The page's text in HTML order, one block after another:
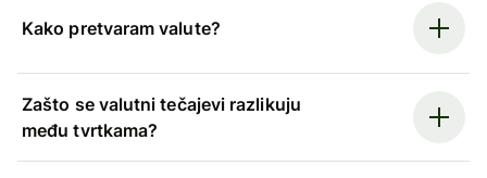
Kako pretvaram valute?
Zašto se valutni tečajevi razlikuju
među tvrtkama?